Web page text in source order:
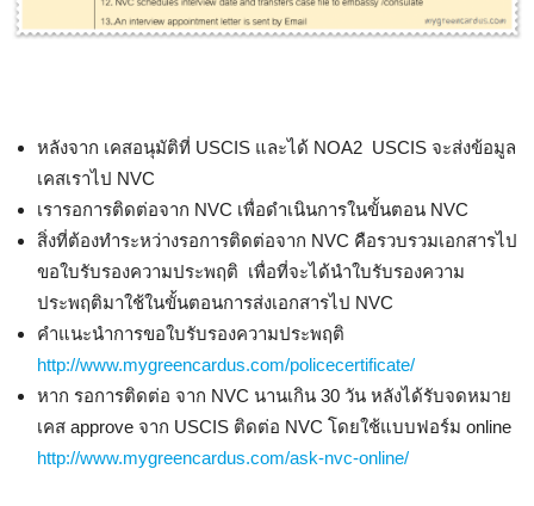
หลังจาก เคสอนุมัติที่ USCIS และได้ NOA2 USCIS จะส่งข้อมูล
เคสเราไป NVC
เรารอการติดต่อจาก NVC เพื่อดำเนินการในขั้นตอน NVC
สิ่งที่ต้องทำระหว่างรอการติดต่อจาก NVC คือรวบรวมเอกสารไป
ขอใบรับรองความประพฤติ เพื่อที่จะได้นำใบรับรองความ
ประพฤติมาใช้ในขั้นตอนการส่งเอกสารไป NVC
คำแนะนำการขอใบรับรองความประพฤติ
http://www.mygreencardus.com/policecertificate/
หาก รอการติดต่อ จาก NVC นานเกิน 30 วัน หลังได้รับจดหมาย
เคส approve จาก USCIS ติดต่อ NVC โดยใช้แบบฟอร์ม online
http://www.mygreencardus.com/ask-nvc-online/